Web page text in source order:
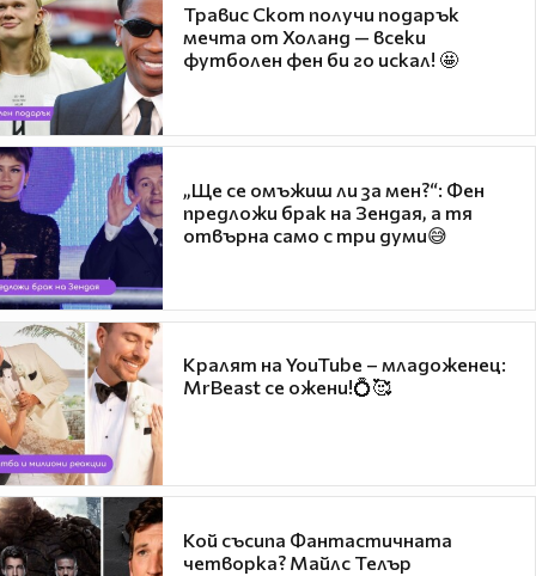
Травис Скот получи подарък
мечта от Холанд — всеки
футболен фен би го искал! 🤩
„Ще се омъжиш ли за мен?“: Фен
предложи брак на Зендая, а тя
отвърна само с три думи😅
Кралят на YouTube – младоженец:
MrBeast се ожени!💍🥰
Кой съсипа Фантастичната
четворка? Майлс Телър